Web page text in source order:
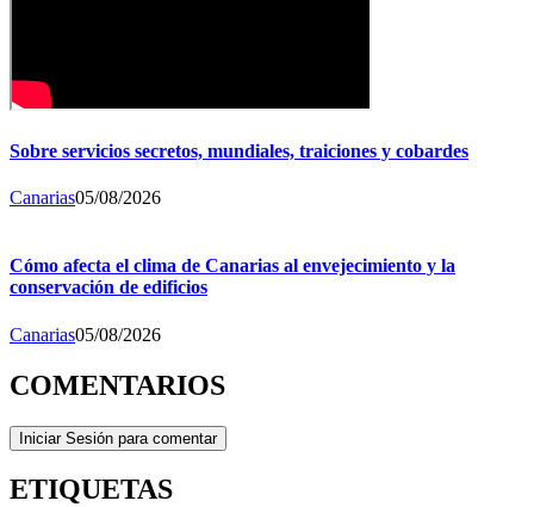
Sobre servicios secretos, mundiales, traiciones y cobardes
Canarias05/08/2026
Cómo afecta el clima de Canarias al envejecimiento y la
conservación de edificios
Canarias05/08/2026
COMENTARIOS
Iniciar Sesión para comentar
ETIQUETAS